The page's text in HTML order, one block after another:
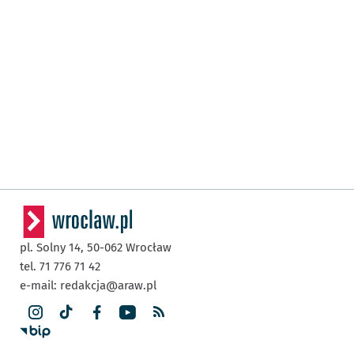
pl. Solny 14, 50-062 Wrocław
tel. 71 776 71 42
e-mail: redakcja@araw.pl